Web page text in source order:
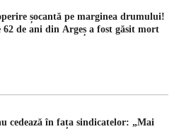
șocantă pe marginea drumului!
de ani din Argeș a fost găsit mort
cedează în fața sindicatelor: „Mai